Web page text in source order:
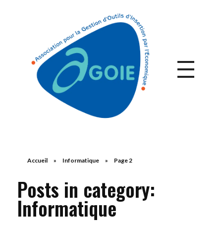
Accueil » Informatique » Page 2
Posts in category:
Informatique